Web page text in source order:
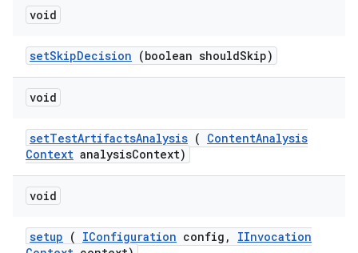
void
setSkipDecision (boolean shouldSkip)
void
setTestArtifactsAnalysis ( ContentAnalysis
Context analysisContext)
void
setup ( IConfiguration config ,
IInvocation